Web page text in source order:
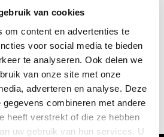
van cookies
om content en advertenties te
voor social media te bieden
te analyseren. Ook delen we
van onze site met onze
adverteren en analyse. Deze
combineren met andere
heeft verstrekt of die ze hebben
uw gebruik van hun services. U
historische verenigingen, die
met geschiedenis bezighouden.
op de lokale of regionale
ze een bonte lappendeken van
van onze provincie.